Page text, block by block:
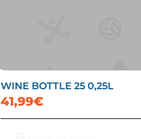
WINE BOTTLE 25 0,25L
41,99€